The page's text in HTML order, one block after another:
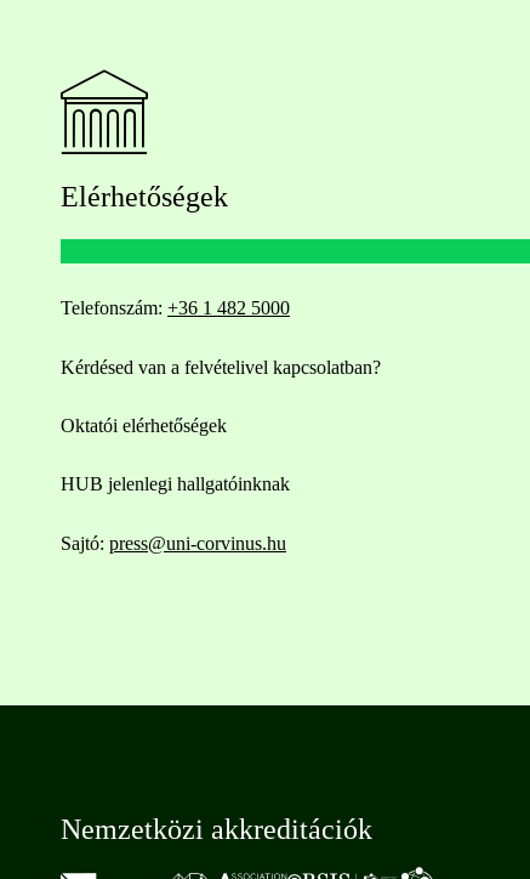
Elérhetőségek
Telefonszám: +36 1 482 5000
Kérdésed van a felvételivel kapcsolatban?
Oktatói elérhetőségek
HUB jelenlegi hallgatóinknak
Sajtó: press@uni-corvinus.hu
Nemzetközi akkreditációk